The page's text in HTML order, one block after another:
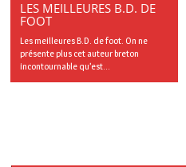
LES MEILLEURES B.D. DE
FOOT
Les meilleures B.D. de foot. On ne
présente plus cet auteur breton
incontournable qu’est...